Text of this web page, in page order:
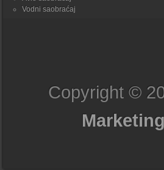
Vodni saobraćaj
Copyright ©